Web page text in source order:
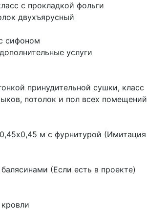
с прокладкой фольги
двухъярусный
сифоном
услуги
принудительной сушки, класс
потолок и пол всех помещений
м с фурнитурой (Имитация
(Если есть в проекте)